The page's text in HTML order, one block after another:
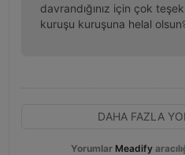
davrandığınız için çok
kuruşu kuruşuna helal
DAHA FAZLA
Yorumlar Meadify